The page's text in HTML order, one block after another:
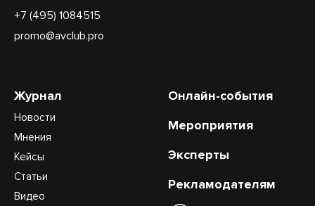
+7 (495) 1084515
promo@avclub.pro
Журнал
Новости
Мнения
Кейсы
Статьи
Видео
Онлайн-события
Мероприятия
Эксперты
Рекламодателям